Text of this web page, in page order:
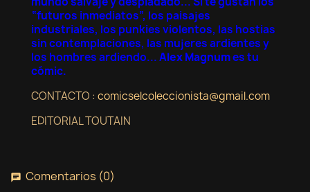
“futuros inmediatos”, los paisajes
industriales, los punkies violentos, las hostias
sin contemplaciones, las mujeres ardientes y
los hombres ardiendo...Alex Magnumes tu
cómic.
CONTACTO : comicselcoleccionista@gmail.com
EDITORIAL TOUTAIN
chat Comentarios (0)